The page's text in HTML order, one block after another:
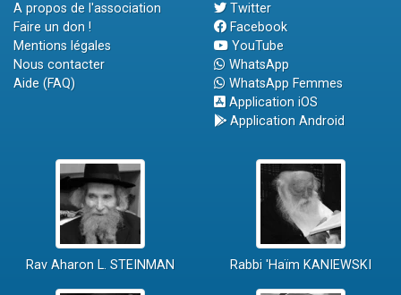
A propos de l'association
Faire un don !
Mentions légales
Nous contacter
Aide (FAQ)
Twitter
Facebook
YouTube
WhatsApp
WhatsApp Femmes
Application iOS
Application Android
Rav Aharon L. STEINMAN Rabbi 'Haïm KANIEWSKI